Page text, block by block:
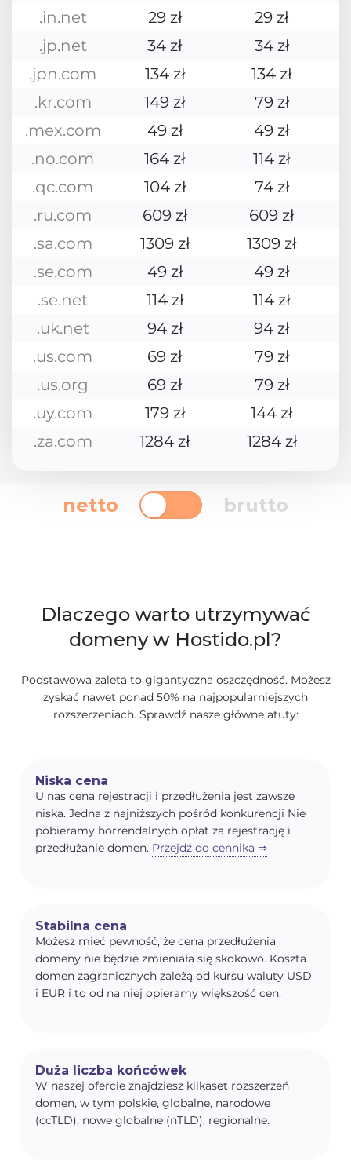
.in.net
29 zł
29 zł
.jp.net
34 zł
34 zł
.jpn.com
134 zł
134 zł
.kr.com
149 zł
79 zł
.mex.com
49 zł
49 zł
.no.com
164 zł
114 zł
.qc.com
104 zł
74 zł
.ru.com
609 zł
609 zł
.sa.com
1309 zł 1309 zł
.se.com
49 zł
49 zł
.se.net
114 zł
114 zł
.uk.net
94 zł
94 zł
.us.com
69 zł
79 zł
.us.org
69 zł
79 zł
.uy.com
179 zł
144 zł
.za.com
1284 zł 1284 zł
netto brutto
Dlaczego warto utrzymywać
domeny w Hostido.pl?
Podstawowa zaleta to gigantyczna oszczędność. Możesz
zyskać nawet ponad 50% na najpopularniejszych
rozszerzeniach. Sprawdź nasze główne atuty:
Niska cena
U nas cena rejestracji i przedłużenia jest zawsze
niska. Jedna z najniższych pośród konkurencji Nie
pobieramy horrendalnych opłat za rejestrację i
przedłużanie domen. Przejdź do cennika ⇒
Stabilna cena
Możesz mieć pewność, że cena przedłużenia
domeny nie będzie zmieniała się skokowo. Koszta
domen zagranicznych zależą od kursu waluty USD
i EUR i to od na niej opieramy większość cen.
Duża liczba końcówek
W naszej ofercie znajdziesz kilkaset rozszerzeń
domen, w tym polskie, globalne, narodowe
(ccTLD), nowe globalne (nTLD), regionalne.